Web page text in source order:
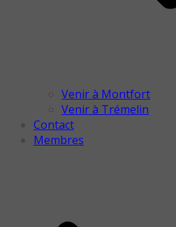
Venir à Montfort
Venir à Trémelin
Contact
Membres